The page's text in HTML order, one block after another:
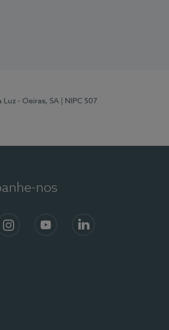
Luz - Oeiras, SA
| NIPC 507
nos